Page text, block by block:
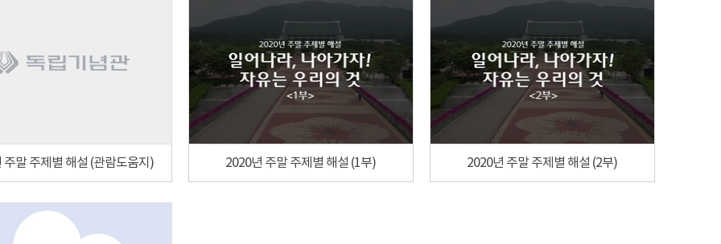
주말 주제별 해설 (관람도움지) 2020년 주말 주제별 해설 (1부) 2020년 주말 주제별 해설 (2부)